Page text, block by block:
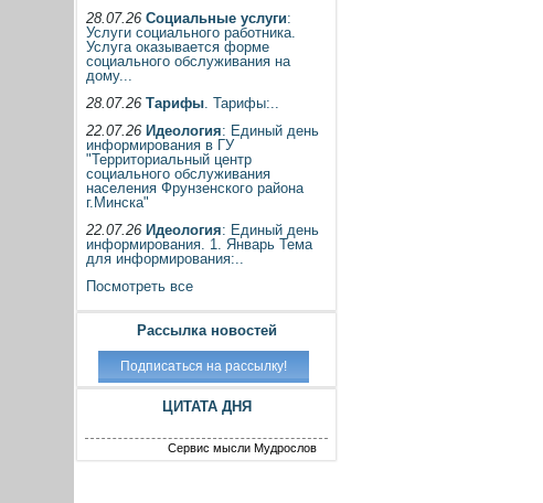
28.07.26 Социальные услуги:
Услуги социального работника.
Услуга оказывается форме
социального обслуживания на
дому...
28.07.26 Тарифы. Тарифы:..
22.07.26 Идеология: Единый день
информирования в ГУ
"Территориальный центр
социального обслуживания
населения Фрунзенского района
г.Минска"
22.07.26 Идеология: Единый день
информирования. 1. Январь Тема
для информирования:..
Посмотреть все
Рассылка новостей
ЦИТАТА ДНЯ
Сервис мысли Мудрослов